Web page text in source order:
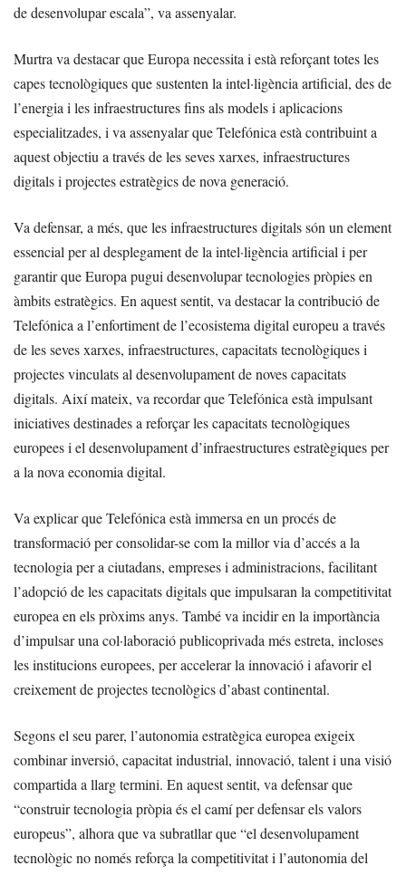
de desenvolupar escala”, va assenyalar.
Murtra va destacar que Europa necessita i està reforçant totes les
capes tecnològiques que sustenten la intel·ligència artificial, des de
l’energia i les infraestructures fins als models i aplicacions
especialitzades, i va assenyalar que Telefónica està contribuint a
aquest objectiu a través de les seves xarxes, infraestructures
digitals i projectes estratègics de nova generació.
Va defensar, a més, que les infraestructures digitals són un element
essencial per al desplegament de la intel·ligència artificial i per
garantir que Europa pugui desenvolupar tecnologies pròpies en
àmbits estratègics. En aquest sentit, va destacar la contribució de
Telefónica a l’enfortiment de l’ecosistema digital europeu a través
de les seves xarxes, infraestructures, capacitats tecnològiques i
projectes vinculats al desenvolupament de noves capacitats
digitals. Així mateix, va recordar que Telefónica està impulsant
iniciatives destinades a reforçar les capacitats tecnològiques
europees i el desenvolupament d’infraestructures estratègiques per
a la nova economia digital.
Va explicar que Telefónica està immersa en un procés de
transformació per consolidar-se com la millor via d’accés a la
tecnologia per a ciutadans, empreses i administracions, facilitant
l’adopció de les capacitats digitals que impulsaran la competitivitat
europea en els pròxims anys. També va incidir en la importància
d’impulsar una col·laboració publicoprivada més estreta, incloses
les institucions europees, per accelerar la innovació i afavorir el
creixement de projectes tecnològics d’abast continental.
Segons el seu parer, l’autonomia estratègica europea exigeix
combinar inversió, capacitat industrial, innovació, talent i una visió
compartida a llarg termini. En aquest sentit, va defensar que
“construir tecnologia pròpia és el camí per defensar els valors
europeus”, alhora que va subratllar que “el desenvolupament
tecnològic no només reforça la competitivitat i l’autonomia del